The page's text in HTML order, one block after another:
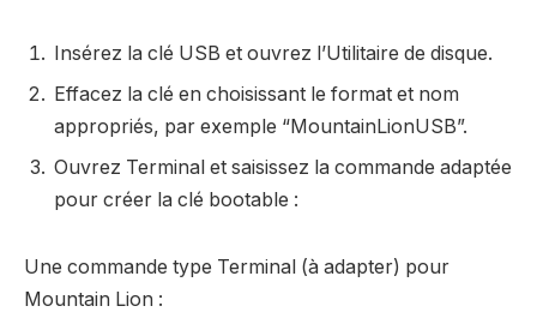
Insérez la clé USB et ouvrez l’Utilitaire de disque.
Effacez la clé en choisissant le format et nom
appropriés, par exemple “MountainLionUSB”.
Ouvrez Terminal et saisissez la commande adaptée
pour créer la clé bootable :
Une commande type Terminal (à adapter) pour
Mountain Lion :